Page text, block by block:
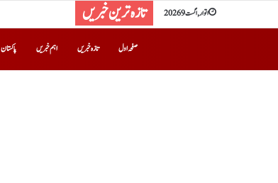
اتوار, اگست 9 2026 تازہ ترین خبریں
صفحہ اول تازہ خبریں اہم خبریں پاکستان